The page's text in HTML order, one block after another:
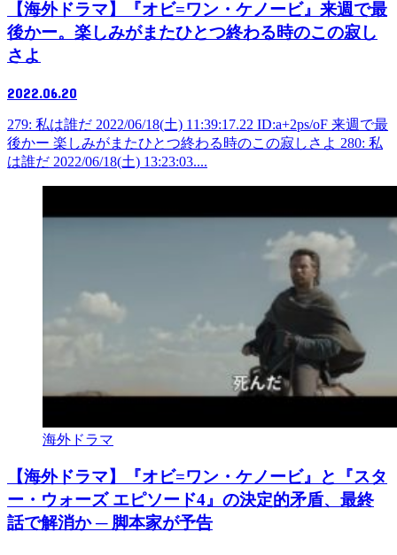
【海外ドラマ】『オビ=ワン・ケノービ』来週で最
後かー。楽しみがまたひとつ終わる時のこの寂し
さよ
2022.06.20
279: 私は誰だ 2022/06/18(土) 11:39:17.22 ID:a+2ps/oF 来週で最
後かー 楽しみがまたひとつ終わる時のこの寂しさよ 280: 私
は誰だ 2022/06/18(土) 13:23:03....
海外ドラマ
【海外ドラマ】『オビ=ワン・ケノービ』と『スタ
ー・ウォーズ エピソード4』の決定的矛盾、最終
話で解消か ─ 脚本家が予告